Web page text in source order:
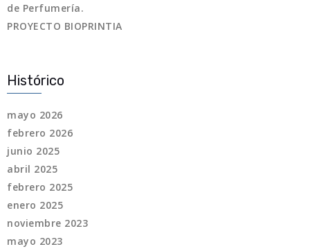
de Perfumería.
PROYECTO BIOPRINTIA
Histórico
mayo 2026
febrero 2026
junio 2025
abril 2025
febrero 2025
enero 2025
noviembre 2023
mayo 2023